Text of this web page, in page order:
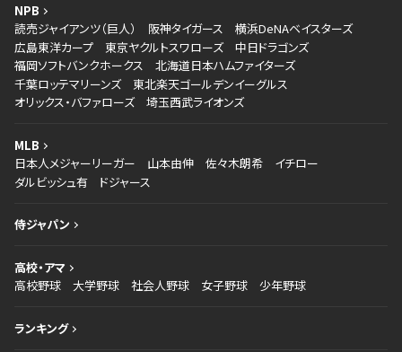
NPB
読売ジャイアンツ（巨人）
阪神タイガース
横浜DeNAベイスターズ
広島東洋カープ
東京ヤクルトスワローズ
中日ドラゴンズ
福岡ソフトバンクホークス
北海道日本ハムファイターズ
千葉ロッテマリーンズ
東北楽天ゴールデンイーグルス
オリックス・バファローズ
埼玉西武ライオンズ
MLB
日本人メジャーリーガー
山本由伸 佐々木朗希
イチロー
ダルビッシュ有
ドジャース
侍ジャパン
高校・アマ
高校野球
大学野球 社会人野球 女子野球 少年野球
ランキング